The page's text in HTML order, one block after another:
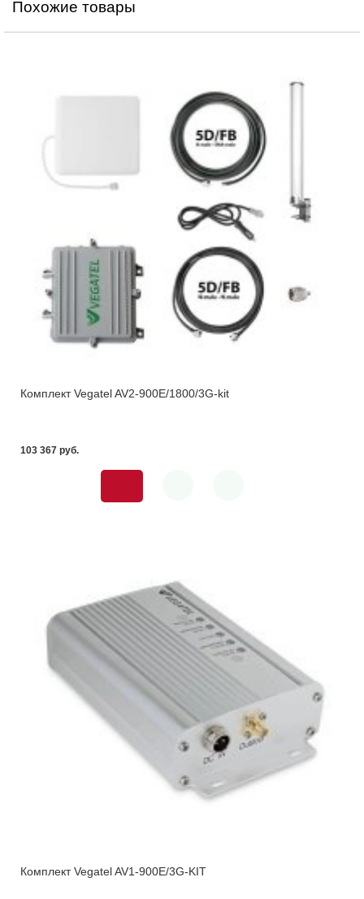
Похожие товары
Комплект Vegatel AV2-900E/1800/3G-kit
103 367 pуб.
Комплект Vegatel AV1-900E/3G-KIT